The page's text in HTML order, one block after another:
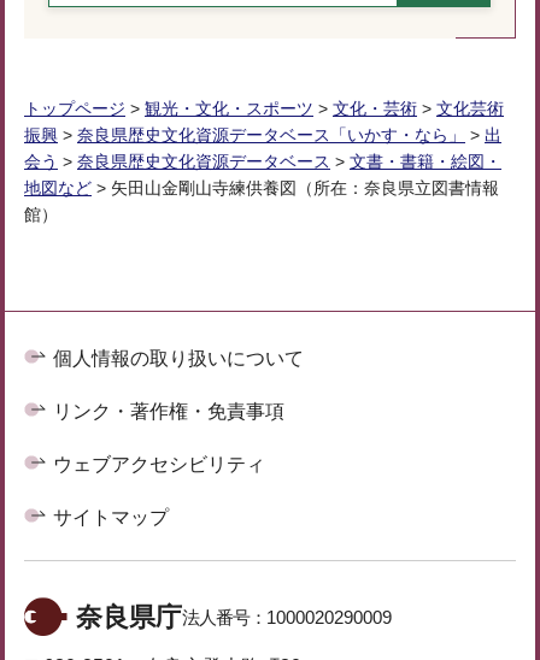
トップページ > 観光・文化・スポーツ > 文化・芸術 > 文化芸術
振興 > 奈良県歴史文化資源データベース「いかす・なら」 > 出
会う > 奈良県歴史文化資源データベース > 文書・書籍・絵図・
地図など > 矢田山金剛山寺練供養図（所在：奈良県立図書情報
館）
個人情報の取り扱いについて
リンク・著作権・免責事項
ウェブアクセシビリティ
サイトマップ
奈良県庁法人番号： 1000020290009